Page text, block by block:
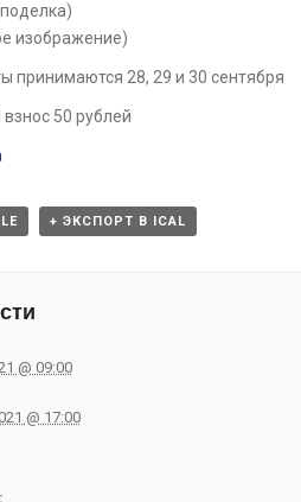
изображение)
принимаются 28, 29 и 30 сентября
50 рублей
+ ЭКСПОРТ В ICAL
@ 09:00
@ 17:00